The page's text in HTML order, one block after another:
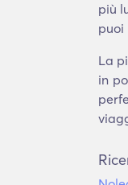
più
puoi
La
in